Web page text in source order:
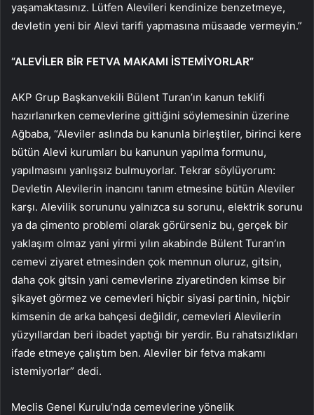
yaşamaktasınız. Lütfen Alevileri kendinize benzetmeye,
devletin yeni bir Alevi tarifi yapmasına müsaade vermeyin.”
“ALEVİLER BİR FETVA MAKAMI İSTEMİYORLAR”
AKP Grup Başkanvekili Bülent Turan’ın kanun teklifi
hazırlanırken cemevlerine gittiğini söylemesinin üzerine
Ağbaba, “Aleviler aslında bu kanunla birleştiler, birinci kere
bütün Alevi kurumları bu kanunun yapılma formunu,
yapılmasını yanlışsız bulmuyorlar. Tekrar söylüyorum:
Devletin Alevilerin inancını tanım etmesine bütün Aleviler
karşı. Alevilik sorununu yalnızca su sorunu, elektrik sorunu
ya da çimento problemi olarak görürseniz bu, gerçek bir
yaklaşım olmaz yani yirmi yılın akabinde Bülent Turan’ın
cemevi ziyaret etmesinden çok memnun oluruz, gitsin,
daha çok gitsin yani cemevlerine ziyaretinden kimse bir
şikayet görmez ve cemevleri hiçbir siyasi partinin, hiçbir
kimsenin de arka bahçesi değildir, cemevleri Alevilerin
yüzyıllardan beri ibadet yaptığı bir yerdir. Bu rahatsızlıkları
ifade etmeye çalıştım ben. Aleviler bir fetva makamı
istemiyorlar” dedi.
Meclis Genel Kurulu’nda cemevlerine yönelik